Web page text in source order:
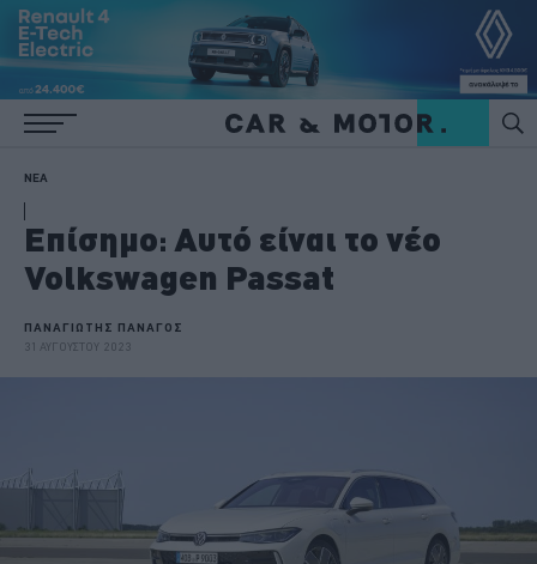
ΝΕΑ
Επίσημο: Αυτό είναι το νέο
Volkswagen Passat
ΠΑΝΑΓΙΩΤΗΣ ΠΑΝΑΓΟΣ
31 ΑΥΓΟΥΣΤΟΥ 2023